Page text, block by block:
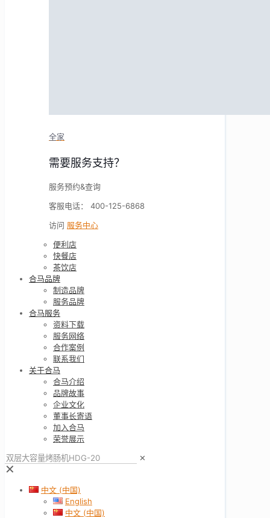
全家
需要服务支持？
服务预约&查询
客服电话： 400-125-6868
访问 服务中心
便利店
快餐店
茶饮店
合马品牌
制造品牌
服务品牌
合马服务
资料下载
服务网络
合作案例
联系我们
关于合马
合马介绍
品牌故事
企业文化
董事长寄语
加入合马
荣誉展示
✕
✕
中文 (中国)
English
中文 (中国)